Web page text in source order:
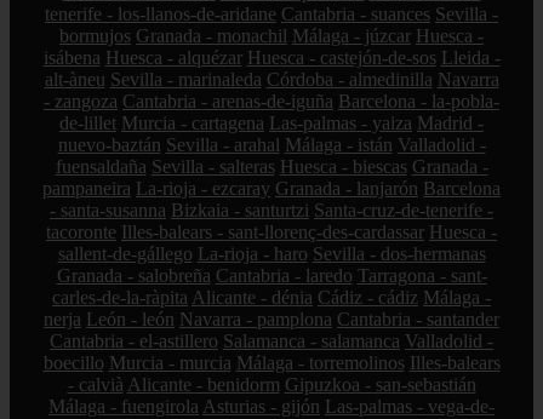
tenerife - los-llanos-de-aridane Cantabria - suances Sevilla -
bormujos Granada - monachil Málaga - júzcar Huesca -
isábena Huesca - alquézar Huesca - castejón-de-sos Lleida -
alt-àneu Sevilla - marinaleda Córdoba - almedinilla Navarra
- zangoza Cantabria - arenas-de-iguña Barcelona - la-pobla-
de-lillet Murcia - cartagena Las-palmas - yaiza Madrid -
nuevo-baztán Sevilla - arahal Málaga - istán Valladolid -
fuensaldaña Sevilla - salteras Huesca - biescas Granada -
pampaneira La-rioja - ezcaray Granada - lanjarón Barcelona
- santa-susanna Bizkaia - santurtzi Santa-cruz-de-tenerife -
tacoronte Illes-balears - sant-llorenç-des-cardassar Huesca -
sallent-de-gállego La-rioja - haro Sevilla - dos-hermanas
Granada - salobreña Cantabria - laredo Tarragona - sant-
carles-de-la-ràpita Alicante - dénia Cádiz - cádiz Málaga -
nerja León - león Navarra - pamplona Cantabria - santander
Cantabria - el-astillero Salamanca - salamanca Valladolid -
boecillo Murcia - murcia Málaga - torremolinos Illes-balears
- calvià Alicante - benidorm Gipuzkoa - san-sebastián
Málaga - fuengirola Asturias - gijón Las-palmas - vega-de-